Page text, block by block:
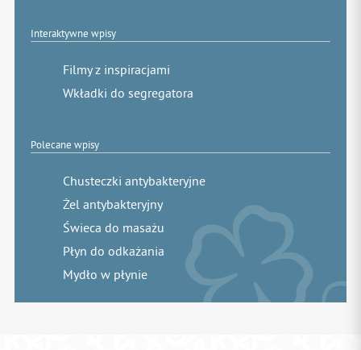
Interaktywne wpisy
Filmy z inspiracjami
Wkładki do segregatora
Polecane wpisy
Chusteczki antybakteryjne
Żel antybakteryjny
Świeca do masażu
Płyn do odkażania
Mydło w płynie